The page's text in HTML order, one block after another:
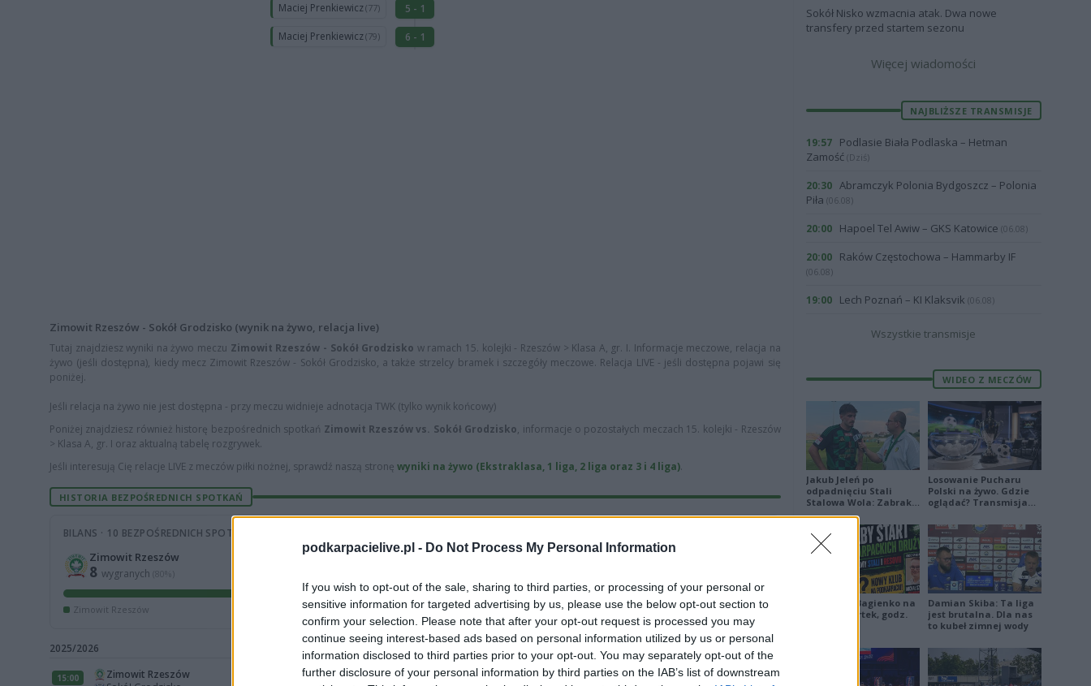
podkarpacielive.pl - Do Not Process My Personal Information
If you wish to opt-out of the sale, sharing to third parties, or processing of your personal or
sensitive information for targeted advertising by us, please use the below opt-out section to
confirm your selection. Please note that after your opt-out request is processed you may
continue seeing interest-based ads based on personal information utilized by us or personal
information disclosed to third parties prior to your opt-out. You may separately opt-out of the
further disclosure of your personal information by third parties on the IAB’s list of downstream
Maciej Prenkiewicz(77) 5 - 1
Maciej Prenkiewicz(79) 6 - 1
Zimowit Rzeszów - Sokół Grodzisko (wynik na żywo, relacja live)
Tutaj znajdziesz wyniki na żywo meczu Zimowit Rzeszów - Sokół Grodzisko w ramach 15. kolejki - Rzeszów > Klasa A, gr. I. Informacje meczowe, relacja na
żywo (jeśli dostępna), kiedy mecz Zimowit Rzeszów - Sokół Grodzisko, a także strzelcy bramek i szczegóły meczowe. Relacja LIVE - jeśli dostępna pojawi się
poniżej.
Jeśli relacja na żywo nie jest dostępna - przy meczu widnieje adnotacja TWK (tylko wynik końcowy)
Poniżej znajdziesz również historę bezpośrednich spotkań Zimowit Rzeszów vs. Sokół Grodzisko, informacje o pozostałych meczach 15. kolejki - Rzeszów
> Klasa A, gr. I oraz aktualną tabelę rozgrywek.
Jeśli interesują Cię relacje LIVE z meczów piłki nożnej, sprawdź naszą stronę wyniki na żywo (Ekstraklasa, 1 liga, 2 liga oraz 3 i 4 liga).
HISTORIA BEZPOŚREDNICH SPOTKAŃ
BILANS · 10 BEZPOŚREDNICH SPOTKAŃ
Zimowit Rzeszów
8 wygranych (80%)
Sokół Grodzisko
Zimowit Rzeszów 1remis (10%) Sokół Grodzisko
2025/2026
15:00
Zimowit Rzeszów
6
Sokół Nisko wzmacnia atak. Dwa nowe
transfery przed startem sezonu
Więcej wiadomości
NAJBLIŻSZE TRANSMISJE
19:57
Podlasie Biała Podlaska – Hetman
Zamość (Dziś)
20:30 Abramczyk Polonia Bydgoszcz – Polonia
Piła (06.08)
20:00 Hapoel Tel Awiw – GKS Katowice (06.08)
20:00 Raków Częstochowa – Hammarby IF
(06.08)
19:00 Lech Poznań – KI Klaksvik (06.08)
Wszystkie transmisje
WIDEO Z MECZÓW
Jakub Jeleń po
odpadnięciu Stali
Stalowa Wola: Zabrakło
doświadczenia
Losowanie Pucharu
Polski na żywo. Gdzie
oglądać? Transmisja
Piłkarskie Bagienko na
żywo: czwartek, godz.
Damian Skiba: Ta liga
jest brutalna. Dla nas
to kubeł zimnej wody